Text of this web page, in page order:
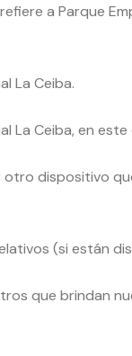
a Parque
La Ceiba.
La Ceiba, en
dispositivo
(si están
que brindan